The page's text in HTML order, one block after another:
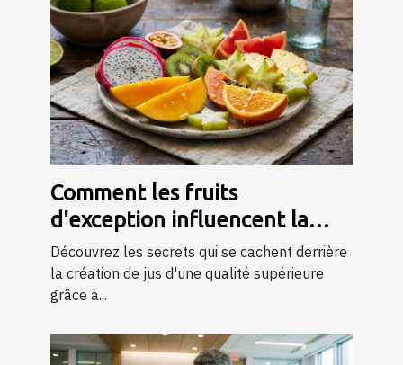
Comment les fruits
d'exception influencent la
qualité des jus ?
Découvrez les secrets qui se cachent derrière
la création de jus d'une qualité supérieure
grâce à...